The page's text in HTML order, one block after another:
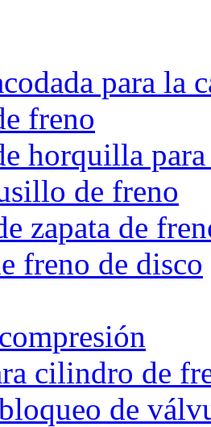
para la
freno
horquilla
de freno
zapata de
freno de disco
cilindro de
de